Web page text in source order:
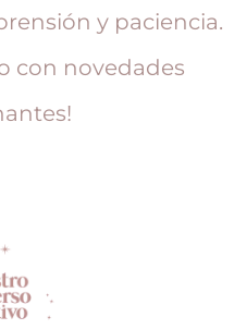
y paciencia.
con novedades